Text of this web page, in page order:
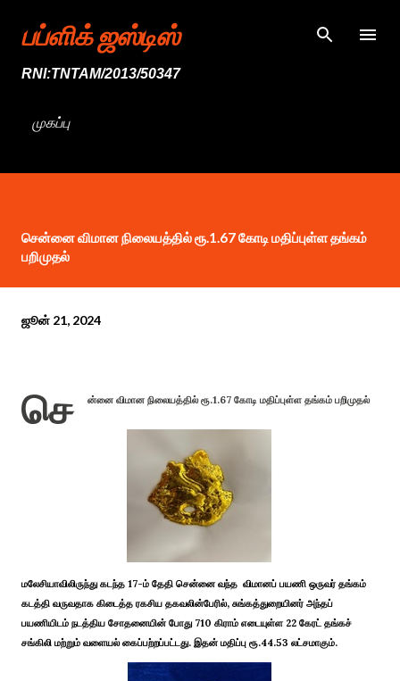
முதன்மை உள்ளடக்கத்திற்குச் செல்
பப்ளிக் ஜஸ்டிஸ்
RNI:TNTAM/2013/50347
முகப்பு
சென்னை விமான நிலையத்தில் ரூ.1.67 கோடி மதிப்புள்ள தங்கம்
பறிமுதல்
ஜூன் 21, 2024
செ ன்னை விமான நிலையத்தில் ரூ.1.67 கோடி மதிப்புள்ள தங்கம் பறிமுதல்
மலேசியாவிலிருந்து கடந்த 17-ம் தேதி சென்னை வந்த விமானப் பயணி ஒருவர் தங்கம்
கடத்தி வருவதாக கிடைத்த ரகசிய தகவலின்பேரில், சுங்கத்துறையினர் அந்தப்
பயணியிடம் நடத்திய சோதனையின் போது 710 கிராம் எடையுள்ள 22 கேரட் தங்கச்
சங்கிலி மற்றும் வளையல் கைப்பற்றப்பட்டது. இதன் மதிப்பு ரூ.44.53 லட்சமாகும்.